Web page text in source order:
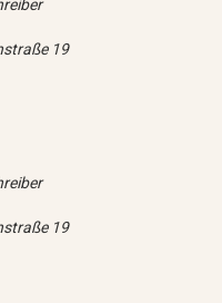
19
19